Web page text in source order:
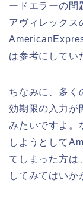
ードエラーの問
アヴィレックス
は参考にしてい
ちなみに、多
効期限の入力が
みたいですよ。
しようとして
てしまった方は
してみてはいか